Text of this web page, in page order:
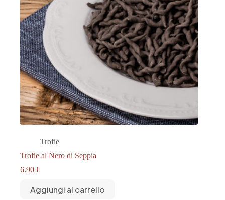
Trofie
Trofie al Nero di Seppia
6.90 €
Aggiungi al carrello